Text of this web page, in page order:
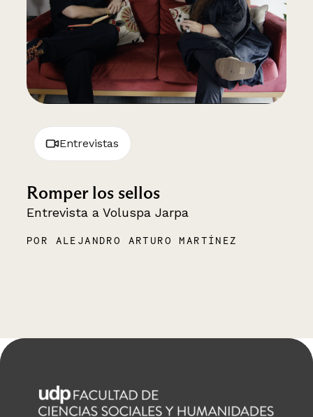
Entrevistas
Romper los sellos
Entrevista a Voluspa Jarpa
POR ALEJANDRO ARTURO MARTÍNEZ